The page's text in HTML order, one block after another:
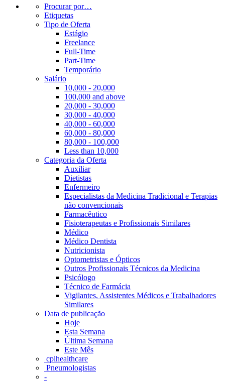
Procurar por…
Etiquetas
Tipo de Oferta
Estágio
Freelance
Full-Time
Part-Time
Temporário
Salário
10,000 - 20,000
100,000 and above
20,000 - 30,000
30,000 - 40,000
40,000 - 60,000
60,000 - 80,000
80,000 - 100,000
Less than 10,000
Categoria da Oferta
Auxiliar
Dietistas
Enfermeiro
Especialistas da Medicina Tradicional e Terapias
não convencionais
Farmacêutico
Fisioterapeutas e Profissionais Similares
Médico
Médico Dentista
Nutricionista
Optometristas e Ópticos
Outros Profissionais Técnicos da Medicina
Psicólogo
Técnico de Farmácia
Vigilantes, Assistentes Médicos e Trabalhadores
Similares
Data de publicação
Hoje
Esta Semana
Última Semana
Este Mês
‎ cplhealthcare‬
Pneumologistas
-